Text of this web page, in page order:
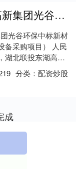
明道配资 东湖高新集团光谷环保中标新材料行业VOCs回收治理设备采购项目
光谷环保中标新材
备采购项目） 人民
湖北联投东湖高新
技股份有限公司
分类：配资炒股
成